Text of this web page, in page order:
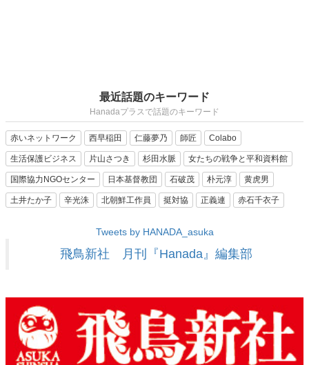
最近話題のキーワード
Hanadaプラスで話題のキーワード
赤いネットワーク 西早稲田 仁藤夢乃 師匠 Colabo
生活保護ビジネス 片山さつき 杉田水脈 女たちの戦争と平和資料館
国際協力NGOセンター 日本基督教団 石破茂 朴元淳 黄虎男
土井たか子 辛光洙 北朝鮮工作員 挺対協 正義連 赤石千衣子
Tweets by HANADA_asuka
飛鳥新社 月刊『Hanada』編集部